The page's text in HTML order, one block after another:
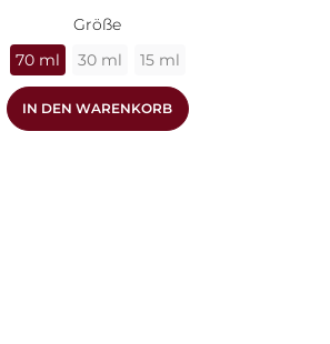
Größe
70 ml
30 ml 15 ml
IN DEN WARENKORB